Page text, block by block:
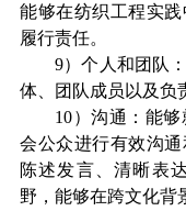
能够在纺织工程实践
履行责任。
9）个人和团队
体、团队成员以及负
10）沟通：能
会公众进行有效沟通
陈述发言、清晰表
野，能够在跨文化背